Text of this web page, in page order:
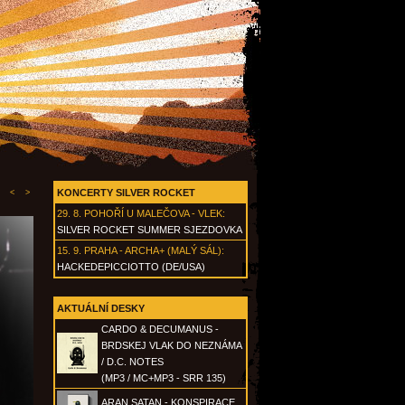
KONCERTY SILVER ROCKET
29. 8. POHOŘÍ U MALEČOVA - VLEK:
SILVER ROCKET SUMMER SJEZDOVKA
15. 9. PRAHA - ARCHA+ (MALÝ SÁL):
HACKEDEPICCIOTTO (DE/USA)
AKTUÁLNÍ DESKY
CARDO & DECUMANUS -
BRDSKEJ VLAK DO NEZNÁMA
/ D.C. NOTES
(MP3 / MC+MP3 - SRR 135)
ARAN SATAN - KONSPIRACE
>
<